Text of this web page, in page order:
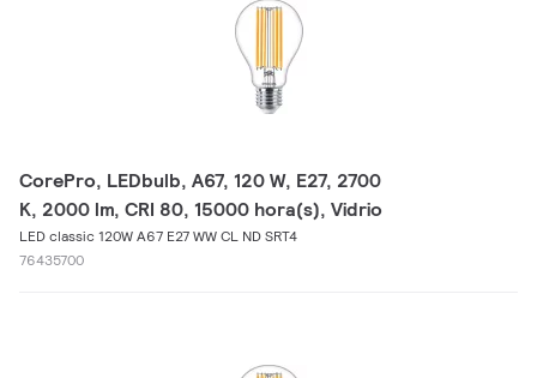
CorePro, LEDbulb, A67, 120 W, E27, 2700
K, 2000 lm, CRI 80, 15000 hora(s), Vidrio
LED classic 120W A67 E27 WW CL ND SRT4
76435700